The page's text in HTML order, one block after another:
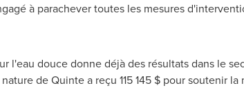
à parachever toutes les mesures
l'eau douce donne déjà des résultats dans le
de Quinte a reçu 115 145 $ pour soutenir